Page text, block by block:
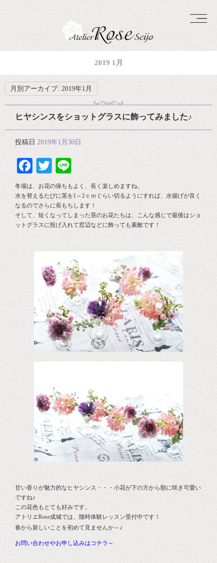
2019 1月
月別アーカイブ: 2019年1月
ヒヤシンスをショットグラスに飾ってみました♪
投稿日 2019年1月30日
Facebook
Twitter
冬場は、お花の保ちもよく、長く楽しめますね。
水を替えるたびに茎を1～2ｃｍぐらい切るようにすれば、水揚げが良く
なるのでさらに長もちします！
そして、短くなってしまった茎のお花たちは、こんな感じで最後はショ
ットグラスに投げ入れて窓辺などに飾っても素敵です！
甘い香りが魅力的なヒヤシンス・・・小花が下の方から順に咲き可愛い
ですね♪
この花色もとても好みです。
アトリエRose成城では、随時体験レッスン受付中です！
春から新しいことを初めて見ませんか～♪
お問い合わせやお申し込みはコチラ～